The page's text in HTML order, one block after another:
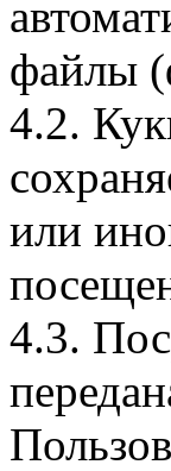
файлы
4.2.
или
4.3.